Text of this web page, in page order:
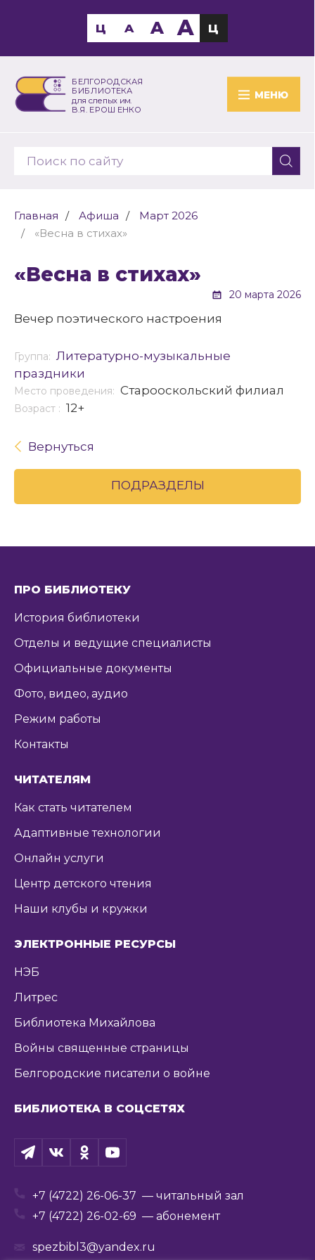
БЕЛГОРОДСКАЯ
БИБЛИОТЕКА
для слепых им.
В.Я. ЕРОШЕНКО
МЕНЮ
Ц A A A Ц
Главная Афиша
Март 2026
«Весна в стихах»
«Весна в стихах»
20 марта 2026
Вечер поэтического настроения
Группа: Литературно-музыкальные
праздники
Место проведения: Старооскольский филиал
Возраст : 12+
Вернуться
ПОДРАЗДЕЛЫ
ПРО БИБЛИОТЕКУ
История библиотеки
Отделы и ведущие специалисты
Официальные документы
Фото, видео, аудио
Режим работы
Контакты
ЧИТАТЕЛЯМ
Как стать читателем
Адаптивные технологии
Онлайн услуги
Центр детского чтения
Наши клубы и кружки
ЭЛЕКТРОННЫЕ РЕСУРСЫ
НЭБ
Литрес
Библиотека Михайлова
Войны священные страницы
Белгородские писатели о войне
БИБЛИОТЕКА В СОЦСЕТЯХ
+7 (4722) 26-06-37 — читальный зал
+7 (4722) 26-02-69 — абонемент
spezbibl3@yandex.ru